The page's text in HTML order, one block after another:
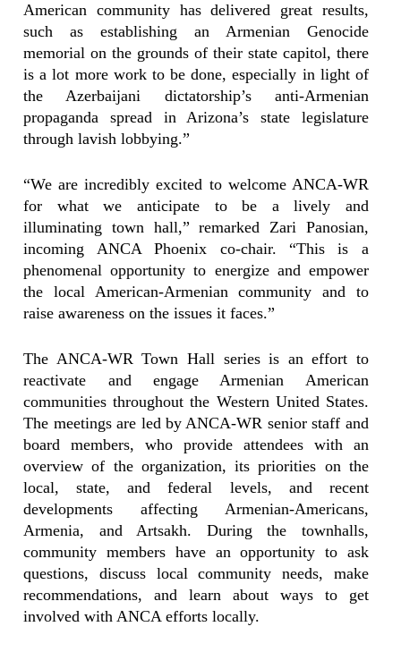
American community has delivered great results,
such as establishing an Armenian Genocide
memorial on the grounds of their state capitol, there
is a lot more work to be done, especially in light of
the Azerbaijani dictatorship’s anti-Armenian
propaganda spread in Arizona’s state legislature
through lavish lobbying.”
“We are incredibly excited to welcome ANCA-WR
for what we anticipate to be a lively and
illuminating town hall,” remarked Zari Panosian,
incoming ANCA Phoenix co-chair. “This is a
phenomenal opportunity to energize and empower
the local American-Armenian community and to
raise awareness on the issues it faces.”
The ANCA-WR Town Hall series is an effort to
reactivate and engage Armenian American
communities throughout the Western United States.
The meetings are led by ANCA-WR senior staff and
board members, who provide attendees with an
overview of the organization, its priorities on the
local, state, and federal levels, and recent
developments affecting Armenian-Americans,
Armenia, and Artsakh. During the townhalls,
community members have an opportunity to ask
questions, discuss local community needs, make
recommendations, and learn about ways to get
involved with ANCA efforts locally.